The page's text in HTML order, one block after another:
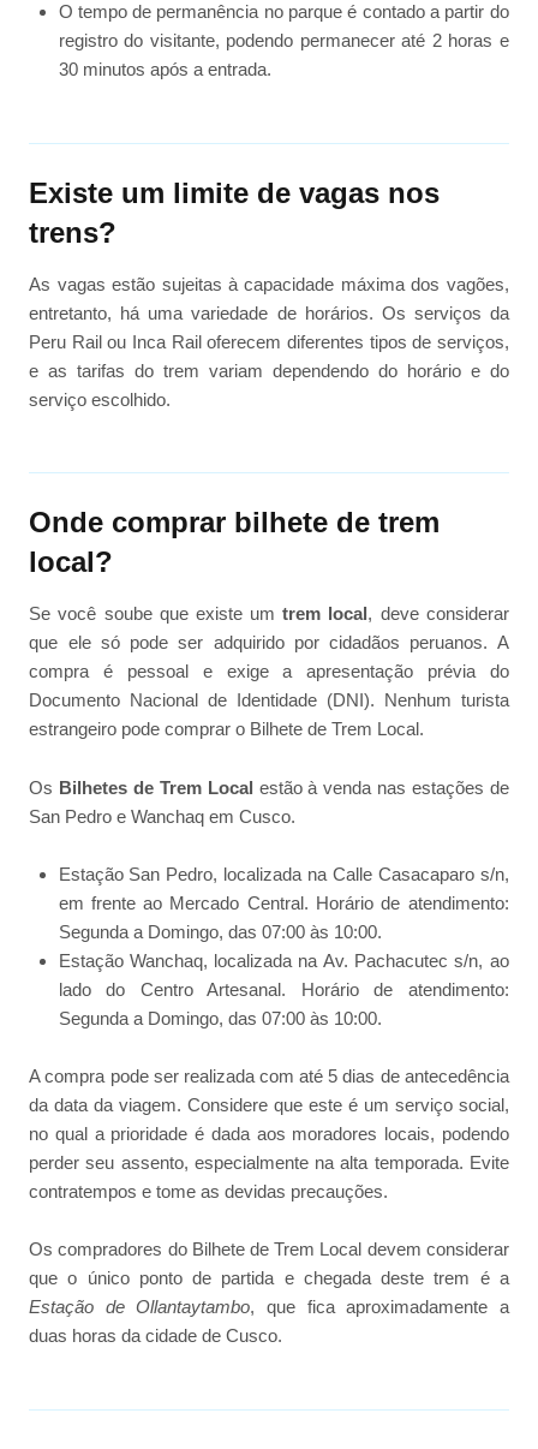
O tempo de permanência no parque é contado a partir do
registro do visitante, podendo permanecer até 2 horas e
30 minutos após a entrada.
Existe um limite de vagas nos
trens?
As vagas estão sujeitas à capacidade máxima dos vagões,
entretanto, há uma variedade de horários. Os serviços da
Peru Rail ou Inca Rail oferecem diferentes tipos de serviços,
e as tarifas do trem variam dependendo do horário e do
serviço escolhido.
Onde comprar bilhete de trem
local?
Se você soube que existe umtrem local, deve considerar
que ele só pode ser adquirido por cidadãos peruanos. A
compra é pessoal e exige a apresentação prévia do
Documento Nacional de Identidade (DNI). Nenhum turista
estrangeiro pode comprar o Bilhete de Trem Local.
Os Bilhetes de Trem Local estão à venda nas estações de
San Pedro e Wanchaq em Cusco.
Estação San Pedro, localizada na Calle Casacaparo s/n,
em frente ao Mercado Central. Horário de atendimento:
Segunda a Domingo, das 07:00 às 10:00.
Estação Wanchaq, localizada na Av. Pachacutec s/n, ao
lado do Centro Artesanal. Horário de atendimento:
Segunda a Domingo, das 07:00 às 10:00.
A compra pode ser realizada com até 5 dias de antecedência
da data da viagem. Considere que este é um serviço social,
no qual a prioridade é dada aos moradores locais, podendo
perder seu assento, especialmente na alta temporada. Evite
contratempos e tome as devidas precauções.
Os compradores do Bilhete de Trem Local devem considerar
que o único ponto de partida e chegada deste trem é a
Estação de Ollantaytambo, que fica aproximadamente a
duas horas da cidade de Cusco.